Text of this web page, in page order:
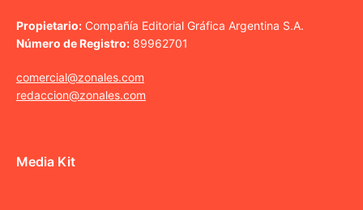
Propietario: Compañía Editorial Gráfica Argentina S.A.
Número de Registro: 89962701
comercial@zonales.com
redaccion@zonales.com
Media Kit